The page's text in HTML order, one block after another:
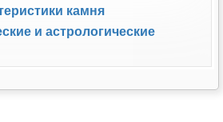
камня
и астрологические